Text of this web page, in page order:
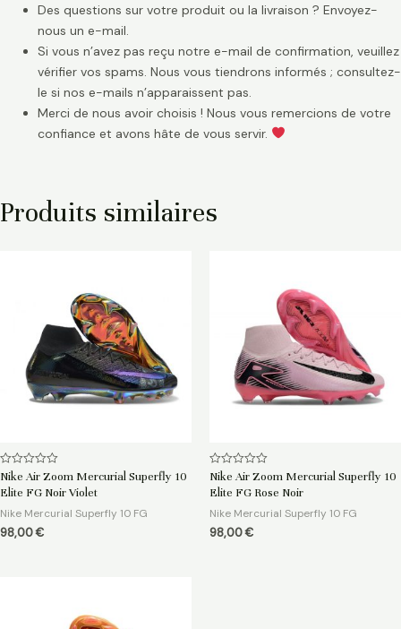
Des questions sur votre produit ou la livraison ? Envoyez-
nous un e-mail.
Si vous n’avez pas reçu notre e-mail de confirmation, veuillez
vérifier vos spams. Nous vous tiendrons informés ; consultez-
le si nos e-mails n’apparaissent pas.
Merci de nous avoir choisis ! Nous vous remercions de votre
confiance et avons hâte de vous servir.
Produits similaires
Note
sur
Nike Air Zoom Mercurial Superfly 10
Elite FG Noir Violet
Nike Mercurial Superfly 10 FG
98,00€
Note
sur
Nike Air Zoom Mercurial Superfly 10
Elite FG Rose Noir
Nike Mercurial Superfly 10 FG
98,00€